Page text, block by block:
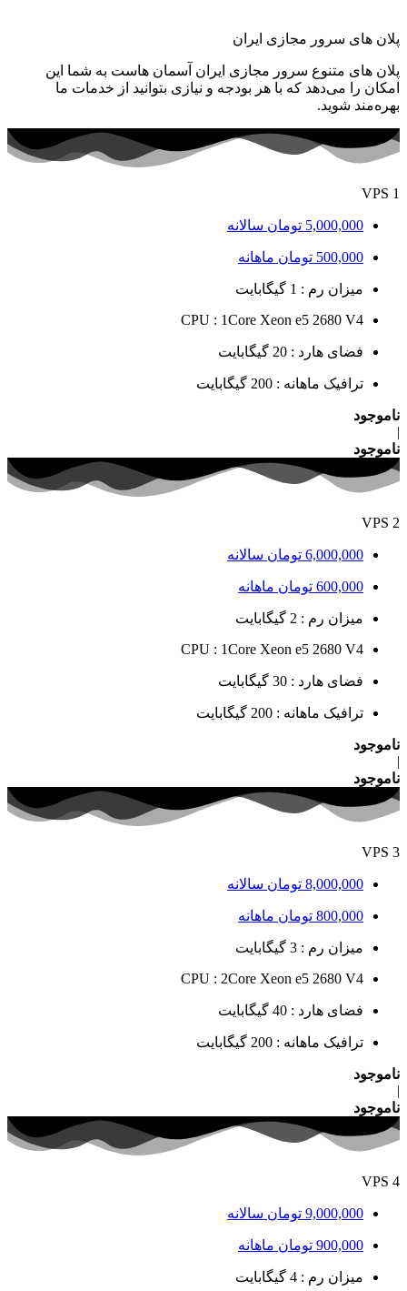
پلان های سرور مجازی ایران
پلان های متنوع سرور مجازی ایران آسمان هاست به شما این
امکان را می‌دهد که با هر بودجه و نیازی بتوانید از خدمات ما
بهره‌مند شوید.
VPS 1
5,000,000 تومان سالانه
500,000 تومان ماهانه
میزان رم : 1 گیگابایت
CPU : 1Core Xeon e5 2680 V4
فضای هارد : 20 گیگابایت
ترافیک ماهانه : 200 گیگابایت
ناموجود
|
ناموجود
VPS 2
6,000,000 تومان سالانه
600,000 تومان ماهانه
میزان رم : 2 گیگابایت
CPU : 1Core Xeon e5 2680 V4
فضای هارد : 30 گیگابایت
ترافیک ماهانه : 200 گیگابایت
ناموجود
|
ناموجود
VPS 3
8,000,000 تومان سالانه
800,000 تومان ماهانه
میزان رم : 3 گیگابایت
CPU : 2Core Xeon e5 2680 V4
فضای هارد : 40 گیگابایت
ترافیک ماهانه : 200 گیگابایت
ناموجود
|
ناموجود
VPS 4
9,000,000 تومان سالانه
900,000 تومان ماهانه
میزان رم : 4 گیگابایت